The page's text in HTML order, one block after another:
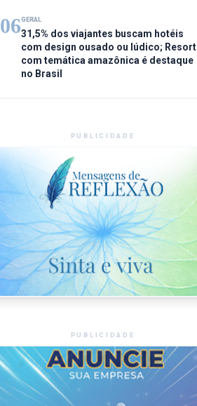
06GERAL
31,5% dos viajantes buscam hotéis
com design ousado ou lúdico; Resort
com temática amazônica é destaque
no Brasil
PUBLICIDADE
PUBLICIDADE